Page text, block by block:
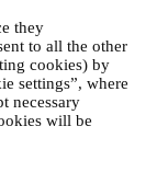
they
to all the other
cookies) by
settings”, where
necessary
will be
eller
er basert på den
ELLER
ved å abonnere
på nettstedet),
nyheter om
av
også avhengig